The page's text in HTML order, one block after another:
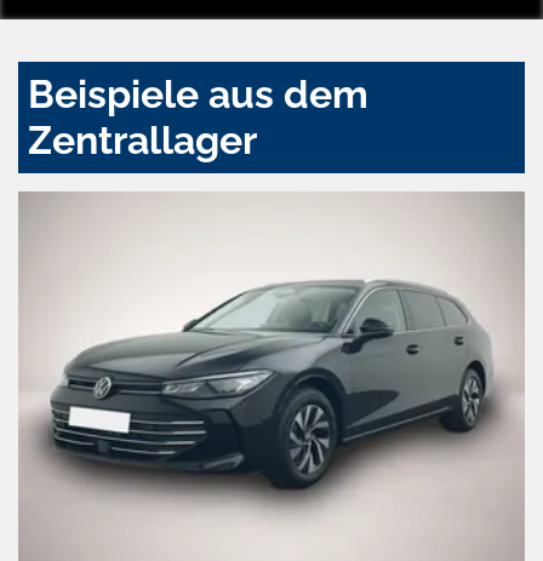
Beispiele aus dem
Zentrallager